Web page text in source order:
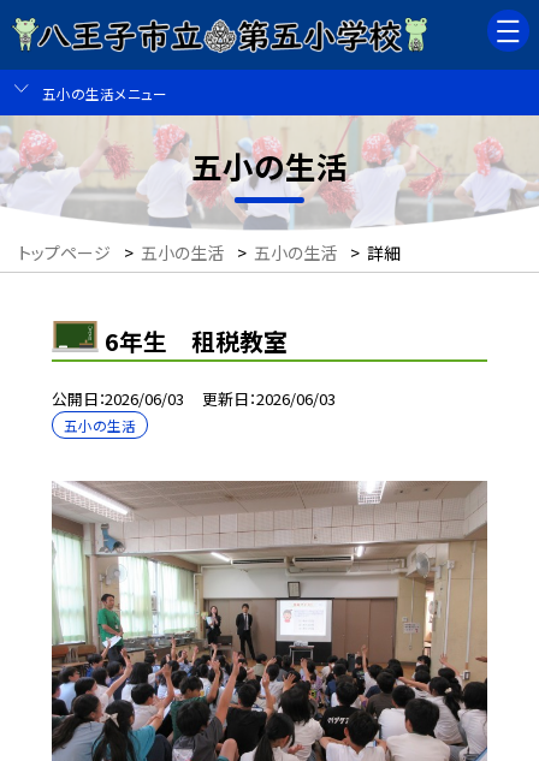
五小の生活メニュー
五小の生活
トップページ > 五小の生活 > 五小の生活 > 詳細
6年生 租税教室
公開日 2026/06/03 更新日 2026/06/03
五小の生活